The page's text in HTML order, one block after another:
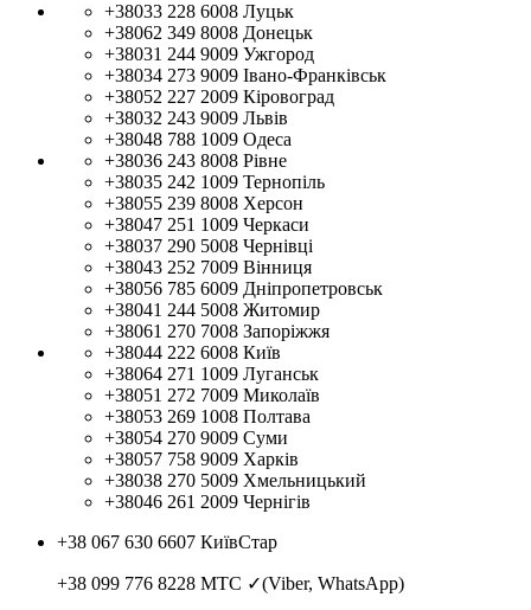
+38033 228 6008 Луцьк
+38062 349 8008 Донецьк
+38031 244 9009 Ужгород
+38034 273 9009 Івано-Франківськ
+38052 227 2009 Кіровоград
+38032 243 9009 Львів
+38048 788 1009 Одеса
+38036 243 8008 Рівне
+38035 242 1009 Тернопіль
+38055 239 8008 Херсон
+38047 251 1009 Черкаси
+38037 290 5008 Чернівці
+38043 252 7009 Вінниця
+38056 785 6009 Дніпропетровськ
+38041 244 5008 Житомир
+38061 270 7008 Запоріжжя
+38044 222 6008 Київ
+38064 271 1009 Луганськ
+38051 272 7009 Миколаїв
+38053 269 1008 Полтава
+38054 270 9009 Суми
+38057 758 9009 Харків
+38038 270 5009 Хмельницький
+38046 261 2009 Чернігів
+38 067 630 6607 КиївСтар
+38 099 776 8228 МТС ✓(Viber, WhatsApp)